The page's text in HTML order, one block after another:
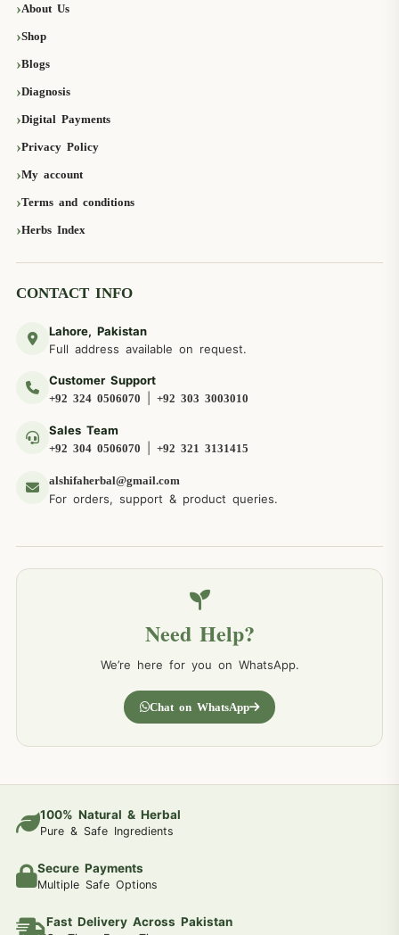
About Us
Shop
Blogs
Diagnosis
Digital Payments
Privacy Policy
My account
Terms and conditions
Herbs Index
CONTACT INFO
Lahore, Pakistan
Full address available on request.
Customer Support
+92 324 0506070 +92 303 3003010
Sales Team
+92 304 0506070 +92 321 3131415
alshifaherbal@gmail.com
For orders, support & product queries.
Need Help?
We’re here for you on WhatsApp.
Chat on WhatsApp
100% Natural & Herbal
Pure & Safe Ingredients
Secure Payments
Multiple Safe Options
Fast Delivery Across Pakistan